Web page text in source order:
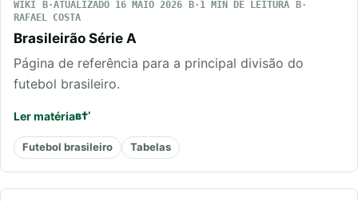
WIKI ATUALIZADO 16 MAIO 2026
1 MIN DE LEITURA
RAFAEL COSTA
Brasileirão Série A
Página de referência para a principal divisão do
futebol brasileiro.
Ler matéria
Futebol brasileiro Tabelas